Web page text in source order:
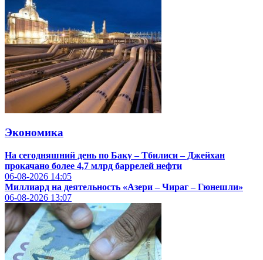
Экономика
На сегодняшний день по Баку – Тбилиси – Джейхан
прокачано более 4,7 млрд баррелей нефти
06-08-2026 14:05
Миллиард на деятельность «Азери – Чираг – Гюнешли»
06-08-2026 13:07